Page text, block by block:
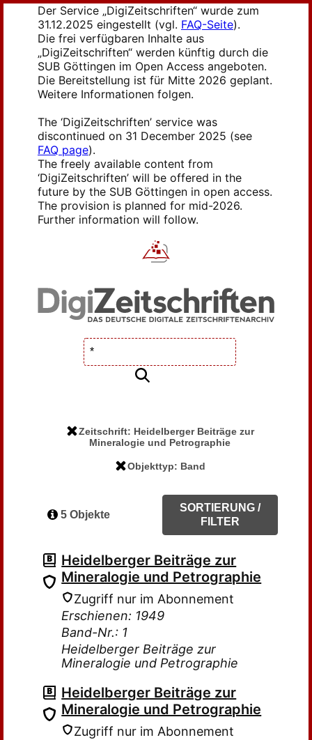
Der Service „DigiZeitschriften“ wurde zum
31.12.2025 eingestellt (vgl. FAQ-Seite).
Die frei verfügbaren Inhalte aus
„DigiZeitschriften“ werden künftig durch die
SUB Göttingen im Open Access angeboten.
Die Bereitstellung ist für Mitte 2026 geplant.
Weitere Informationen folgen.
The ‘DigiZeitschriften’ service was
discontinued on 31 December 2025 (see
FAQ page).
The freely available content from
‘DigiZeitschriften’ will be offered in the
future by the SUB Göttingen in open access.
The provision is planned for mid-2026.
Further information will follow.
Zeitschrift: Heidelberger Beiträge zur
Mineralogie und Petrographie
Objekttyp: Band
5 Objekte
SORTIERUNG /
FILTER
Heidelberger Beiträge zur
Mineralogie und Petrographie
Zugriff nur im Abonnement
Erschienen: 1949
Band-Nr.: 1
Heidelberger Beiträge zur
Mineralogie und Petrographie
Heidelberger Beiträge zur
Mineralogie und Petrographie
Zugriff nur im Abonnement